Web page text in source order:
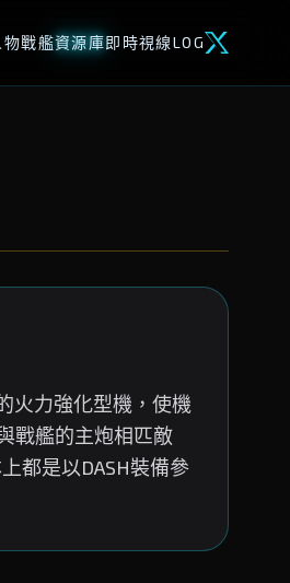
物戰艦資源庫即時視線LOG
火力強化型機，使機
戰艦的主炮相匹敵
都是以DASH裝備參